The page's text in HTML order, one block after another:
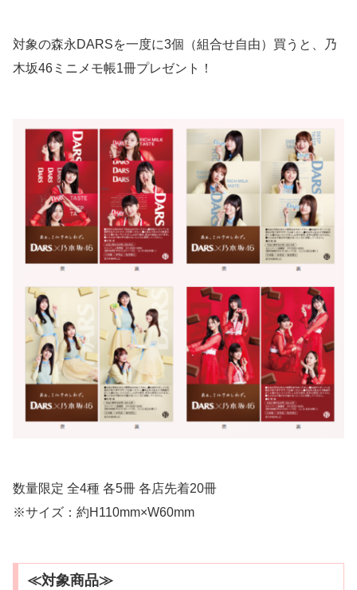
対象の森永DARSを一度に3個（組合せ自由）買うと、乃
木坂46ミニメモ帳1冊プレゼント！
数量限定 全4種 各5冊 各店先着20冊
※サイズ：約H110mm×W60mm
≪対象商品≫